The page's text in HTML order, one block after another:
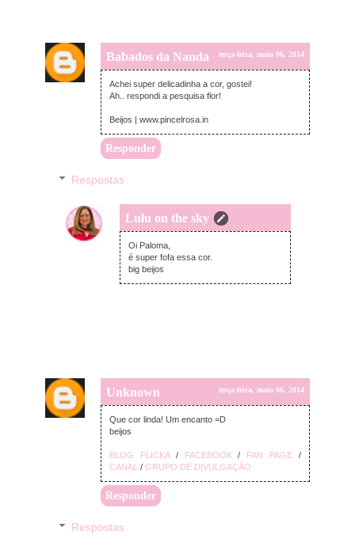
Babados da Nanda terça-feira, maio 06, 2014
Achei super delicadinha a cor, gostei!
Ah.. respondi a pesquisa flor!
Beijos | www.pincelrosa.in
Responder
Respostas
Lulu on the sky
terça-feira, maio 06, 2014
Oi Paloma,
é super fofa essa cor.
big beijos
Unknown terça-feira, maio 06, 2014
Que cor linda! Um encanto =D
beijos
BLOG FLICKA/ FACEBOOK / FAN PAGE /
CANAL / GRUPO DE DIVULGAÇÃO
Responder
Respostas